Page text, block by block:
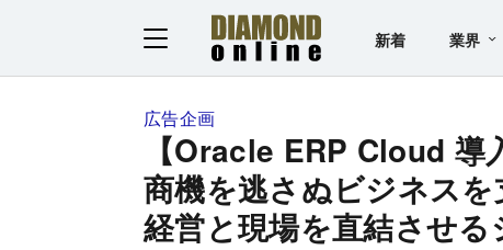
新着 業界
広告企画
【Oracle ERP Cloud 導
商機を逃さぬビジネスを
経営と現場を直結させ